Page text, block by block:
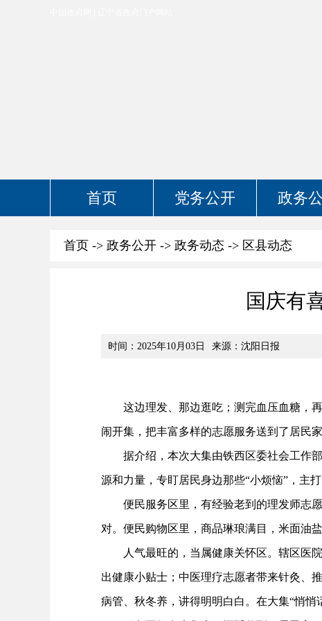
首页 党务公开 政务
首页 -> 政务公开 -> 政务动态 -> 区县动态
国庆有
时间：2025年10月03日 来源：沈阳日报
这边理发、那边逛吃；测完血压血糖，再
闹开集，把丰富多样的志愿服务送到了居民家
据介绍，本次大集由铁西区委社会工作部
源和力量，专盯居民身边那些“小烦恼”，主打
便民服务区里，有经验老到的理发师志愿
对。便民购物区里，商品琳琅满目，米面油
人气最旺的，当属健康关怀区。辖区医院
出健康小贴士；中医理疗志愿者带来针灸、
病管、秋冬养，讲得明明白白。在大集“悄悄